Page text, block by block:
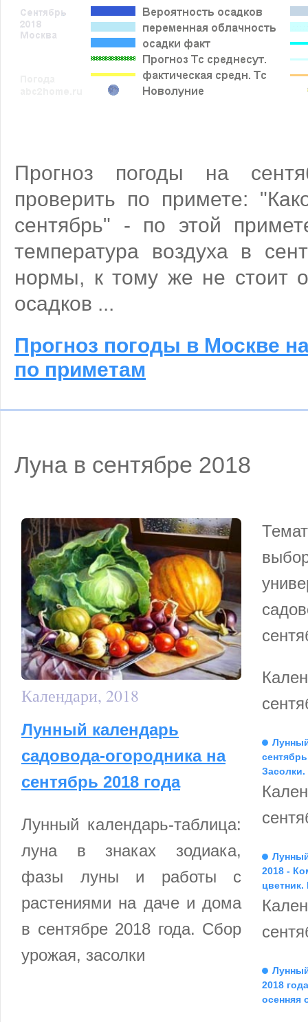
Прогноз погоды на
проверить по примете:
сентябрь" - по этой
температура воздуха в
нормы, к тому же не стоит
осадков ...
Прогноз погоды в Москве
по приметам
Луна в сентябре 2018
Календари, 2018
Лунный календарь
садовода-огородника на
сентябрь 2018 года
Лунный календарь-таблица:
луна в знаках зодиака,
фазы луны и работы с
растениями на даче и дома
в сентябре 2018 года. Сбор
урожая, засолки
Засолки.
2018 -
2018
осенняя